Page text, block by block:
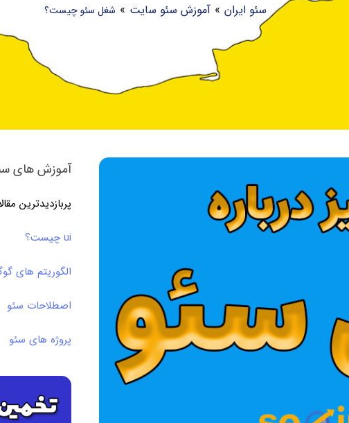
سئو ایران » آموزش سئو سایت » شغل سئو چیست؟
آموزش های
پربازدیدترین
ui چیست؟
الگوریتم های
اصطلاحات سئو
پروژه های سئو